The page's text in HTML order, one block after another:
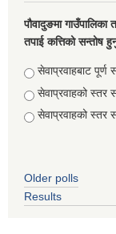
पौवादुङमा गाउँपालिका
तपाई कत्तिको सन्तोष
Choices
सेवाप्रवाहबाट पूर्ण
सेवाप्रवाहको स्तर
सेवाप्रवाहको स्तर
Older polls
Results